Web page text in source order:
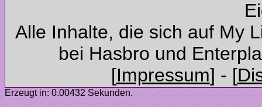
Alle Inhalte, die sich auf My
Erzeugt in: 0.00432 Sekunden.